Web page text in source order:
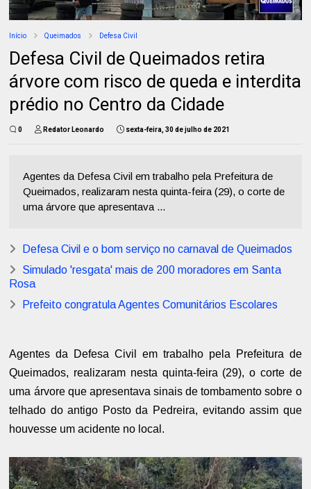
Início Queimados Defesa Civil
Defesa Civil de Queimados retira
árvore com risco de queda e interdita
prédio no Centro da Cidade
0 Redator Leonardo sexta-feira, 30 de julho de 2021
Agentes da Defesa Civil em trabalho pela Prefeitura de
Queimados, realizaram nesta quinta-feira (29), o corte de
uma árvore que apresentava ...
Defesa Civil e o bom serviço no carnaval de Queimados
Simulado 'resgata' mais de 200 moradores em Santa
Rosa
Prefeito congratula Agentes Comunitários Escolares
Agentes da Defesa Civil em trabalho pela Prefeitura de
Queimados, realizaram nesta quinta-feira (29), o corte de
uma árvore que apresentava sinais de tombamento sobre o
telhado do antigo Posto da Pedreira, evitando assim que
houvesse um acidente no local.